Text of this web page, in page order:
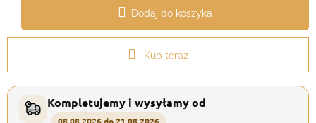
Dodaj do koszyka
Kup teraz
Kompletujemy i wysyłamy od
08.08.2026 do 21.08.2026